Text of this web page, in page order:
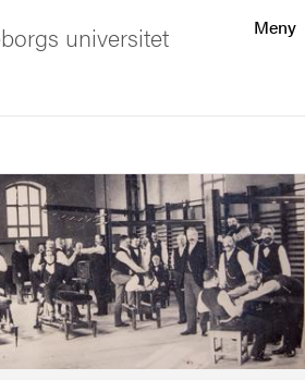
Meny
universitet